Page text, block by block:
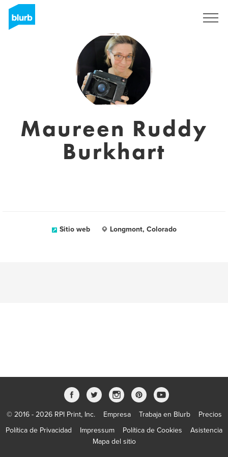
Maureen Ruddy
Burkhart
Sitio web Longmont, Colorado
© 2016 - 2026 RPI Print, Inc. Empresa Trabaja en Blurb
Precios
Política de Privacidad
Impressum Política de Cookies
Asistencia
Mapa del sitio